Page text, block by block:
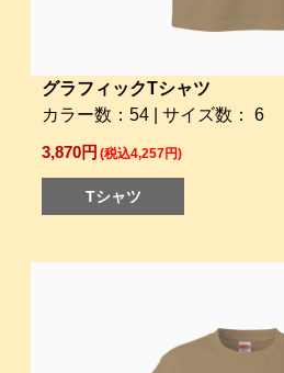
グラフィックTシャツ
カラー数：54 | サイズ数： 6
3,870円 (税込4,257円)
Tシャツ